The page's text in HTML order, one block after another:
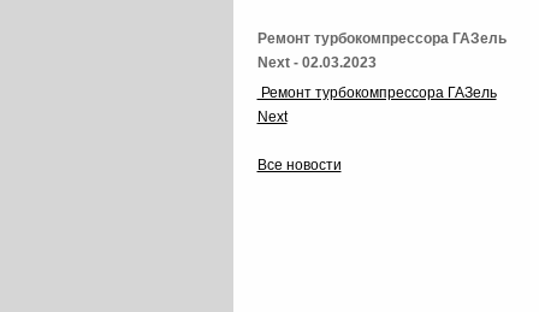
Ремонт турбокомпрессора ГАЗель
Next - 02.03.2023
Ремонт турбокомпрессора ГАЗель
Next
Все новости